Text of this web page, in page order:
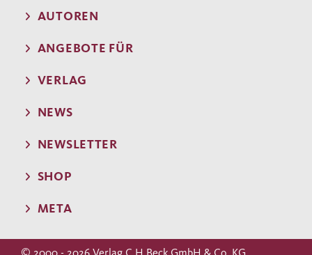
AUTOREN
ANGEBOTE FÜR
VERLAG
NEWS
NEWSLETTER
SHOP
META